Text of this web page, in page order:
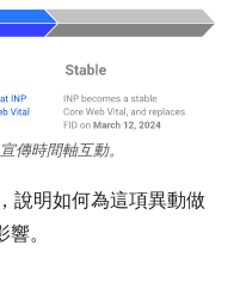
傳時間軸互動。
說明如何為這項異動做
。